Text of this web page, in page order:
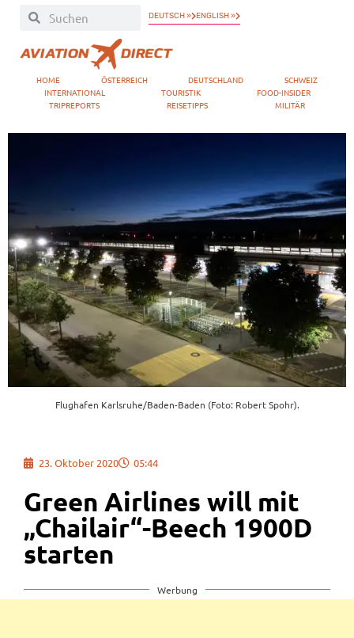
DEUTSCH » ENGLISH »
HOME ÖSTERREICH DEUTSCHLAND
SCHWEIZ
INTERNATIONAL
TOURISTIK
FOOD-INSIDER
TRIPREPORTS
REISETIPPS MILITÄR
Flughafen Karlsruhe/Baden-Baden (Foto: Robert Spohr).
23. Oktober 2020 05:44
Green Airlines will mit
„Chailair“-Beech 1900D
starten
Werbung